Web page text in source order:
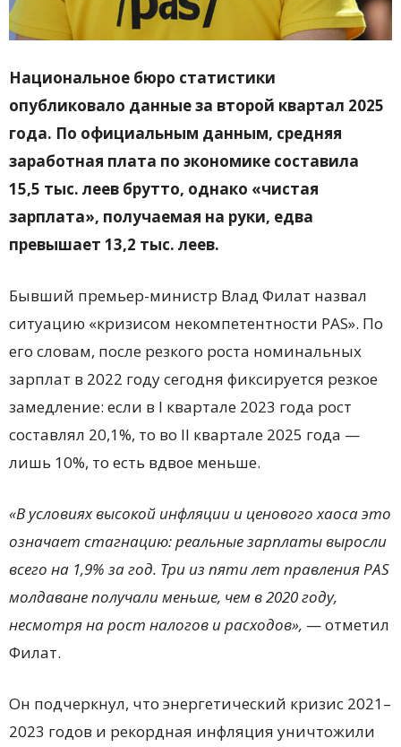
Национальное бюро статистики
опубликовало данные за второй квартал 2025
года. По официальным данным, средняя
заработная плата по экономике составила
15,5 тыс. леев брутто, однако «чистая
зарплата», получаемая на руки, едва
превышает 13,2 тыс. леев.
Бывший премьер-министр Влад Филат назвал
ситуацию «кризисом некомпетентности PAS». По
его словам, после резкого роста номинальных
зарплат в 2022 году сегодня фиксируется резкое
замедление: если в I квартале 2023 года рост
составлял 20,1%, то во II квартале 2025 года —
лишь 10%, то есть вдвое меньше.
«В условиях высокой инфляции и ценового хаоса это
означает стагнацию: реальные зарплаты выросли
всего на 1,9% за год. Три из пяти лет правления PAS
молдаване получали меньше, чем в 2020 году,
несмотря на рост налогов и расходов», — отметил
Филат.
Он подчеркнул, что энергетический кризис 2021–
2023 годов и рекордная инфляция уничтожили